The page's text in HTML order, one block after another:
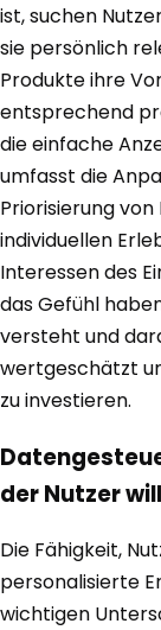
ist, suchen
sie persönlich
Produkte ihre
entsprechend
die einfache
umfasst die
Priorisierung
individuellen
Interessen des
das Gefühl
versteht und
wertgeschätzt
zu investieren.
der Nutzer will
Die Fähigkeit,
personalisierte
wichtigen